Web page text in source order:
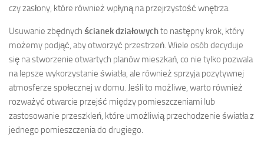
czy zasłony, które również wpłyną na przejrzystość wnętrza.
Usuwanie zbędnych ścianek działowychto następny krok, który
możemy podjąć, aby otworzyć przestrzeń. Wiele osób decyduje
się na stworzenie otwartych planów mieszkań, co nie tylko pozwala
na lepsze wykorzystanie światła, ale również sprzyja pozytywnej
atmosferze społecznej w domu. Jeśli to możliwe, warto również
rozważyć otwarcie przejść między pomieszczeniami lub
zastosowanie przeszkleń, które umożliwią przechodzenie światła z
jednego pomieszczenia do drugiego.